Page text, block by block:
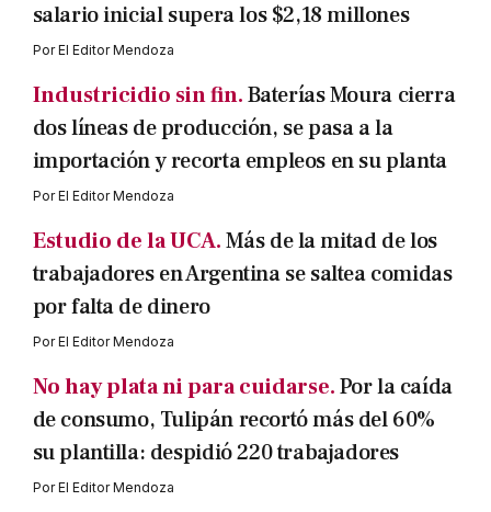
salario inicial supera los $2,18 millones
PorEl Editor Mendoza
Industricidio sin fin.Baterías Moura cierra
dos líneas de producción, se pasa a la
importación y recorta empleos en su planta
PorEl Editor Mendoza
Estudio de la UCA.Más de la mitad de los
trabajadores en Argentina se saltea comidas
por falta de dinero
PorEl Editor Mendoza
No hay plata ni para cuidarse.Por la caída
de consumo, Tulipán recortó más del 60%
su plantilla: despidió 220 trabajadores
PorEl Editor Mendoza